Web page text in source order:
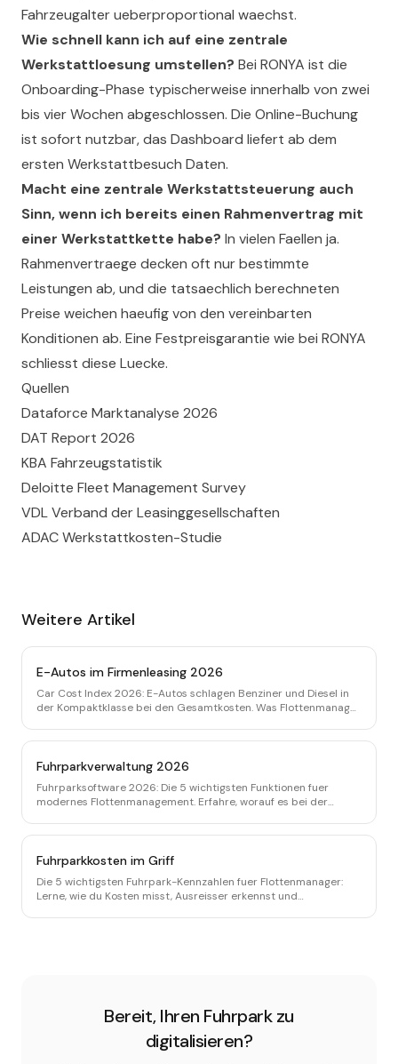
Fahrzeugalter ueberproportional waechst.
Wie schnell kann ich auf eine zentrale
Werkstattloesung umstellen? Bei RONYA ist die
Onboarding-Phase typischerweise innerhalb von zwei
bis vier Wochen abgeschlossen. Die Online-Buchung
ist sofort nutzbar, das Dashboard liefert ab dem
ersten Werkstattbesuch Daten.
Macht eine zentrale Werkstattsteuerung auch
Sinn, wenn ich bereits einen Rahmenvertrag mit
einer Werkstattkette habe? In vielen Faellen ja.
Rahmenvertraege decken oft nur bestimmte
Leistungen ab, und die tatsaechlich berechneten
Preise weichen haeufig von den vereinbarten
Konditionen ab. Eine Festpreisgarantie wie bei RONYA
schliesst diese Luecke.
Quellen
Dataforce Marktanalyse 2026
DAT Report 2026
KBA Fahrzeugstatistik
Deloitte Fleet Management Survey
VDL Verband der Leasinggesellschaften
ADAC Werkstattkosten-Studie
Weitere Artikel
E-Autos im Firmenleasing 2026
Car Cost Index 2026: E-Autos schlagen Benziner und Diesel in
der Kompaktklasse bei den Gesamtkosten. Was Flottenmanager
Fuhrparkverwaltung 2026
Fuhrparksoftware 2026: Die 5 wichtigsten Funktionen fuer
modernes Flottenmanagement. Erfahre, worauf es bei der
Fuhrparkkosten im Griff
Die 5 wichtigsten Fuhrpark-Kennzahlen fuer Flottenmanager:
Lerne, wie du Kosten misst, Ausreisser erkennst und
Bereit, Ihren Fuhrpark zu
digitalisieren?